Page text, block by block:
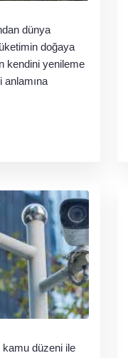
dünya
doğaya
kendini yenileme
düzeni ile